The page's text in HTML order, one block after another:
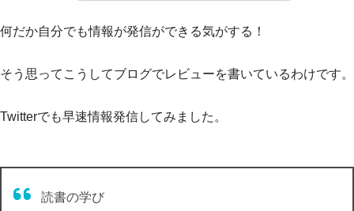
何だか自分でも情報が発信ができる気がする！
そう思ってこうしてブログでレビューを書いているわけです。
Twitterでも早速情報発信してみました。
読書の学び